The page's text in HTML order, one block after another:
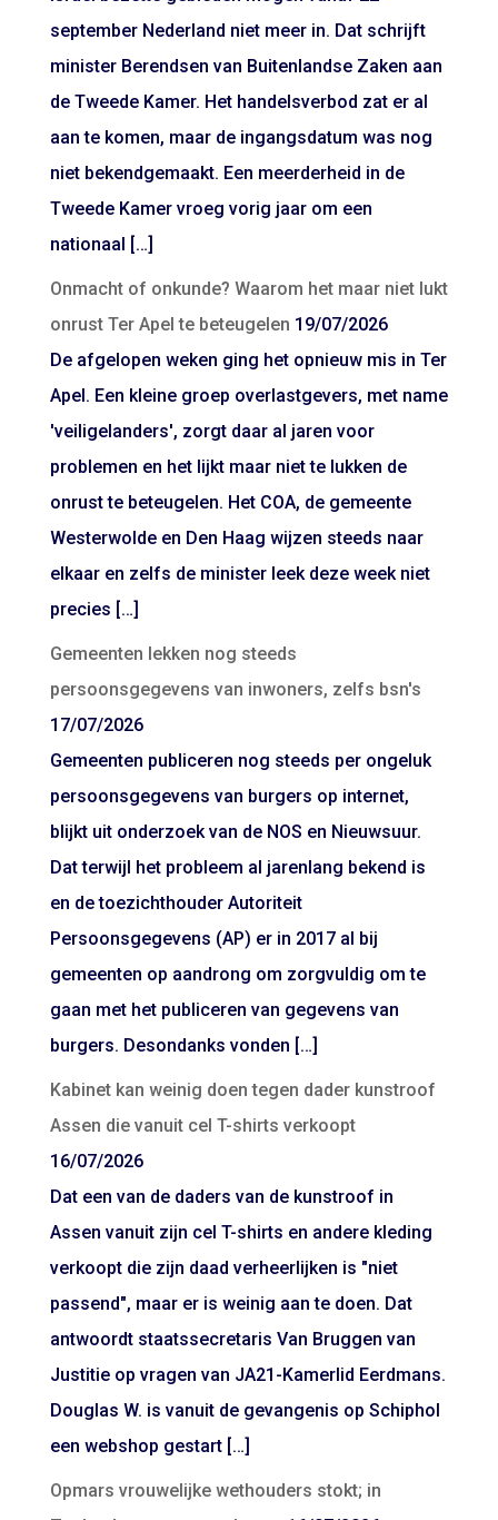
september Nederland niet meer in. Dat schrijft
minister Berendsen van Buitenlandse Zaken aan
de Tweede Kamer. Het handelsverbod zat er al
aan te komen, maar de ingangsdatum was nog
niet bekendgemaakt. Een meerderheid in de
Tweede Kamer vroeg vorig jaar om een
nationaal […]
Onmacht of onkunde? Waarom het maar niet lukt
onrust Ter Apel te beteugelen 19/07/2026
De afgelopen weken ging het opnieuw mis in Ter
Apel. Een kleine groep overlastgevers, met name
'veiligelanders', zorgt daar al jaren voor
problemen en het lijkt maar niet te lukken de
onrust te beteugelen. Het COA, de gemeente
Westerwolde en Den Haag wijzen steeds naar
elkaar en zelfs de minister leek deze week niet
precies […]
Gemeenten lekken nog steeds
persoonsgegevens van inwoners, zelfs bsn's
17/07/2026
Gemeenten publiceren nog steeds per ongeluk
persoonsgegevens van burgers op internet,
blijkt uit onderzoek van de NOS en Nieuwsuur.
Dat terwijl het probleem al jarenlang bekend is
en de toezichthouder Autoriteit
Persoonsgegevens (AP) er in 2017 al bij
gemeenten op aandrong om zorgvuldig om te
gaan met het publiceren van gegevens van
burgers. Desondanks vonden […]
Kabinet kan weinig doen tegen dader kunstroof
Assen die vanuit cel T-shirts verkoopt
16/07/2026
Dat een van de daders van de kunstroof in
Assen vanuit zijn cel T-shirts en andere kleding
verkoopt die zijn daad verheerlijken is "niet
passend", maar er is weinig aan te doen. Dat
antwoordt staatssecretaris Van Bruggen van
Justitie op vragen van JA21-Kamerlid Eerdmans.
Douglas W. is vanuit de gevangenis op Schiphol
een webshop gestart […]
Opmars vrouwelijke wethouders stokt; in